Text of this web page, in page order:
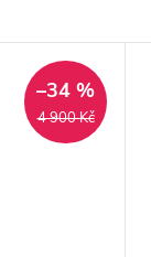
4 900 Kč
–34 %